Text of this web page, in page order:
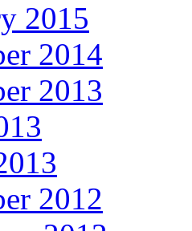
2015
2014
2013
2012